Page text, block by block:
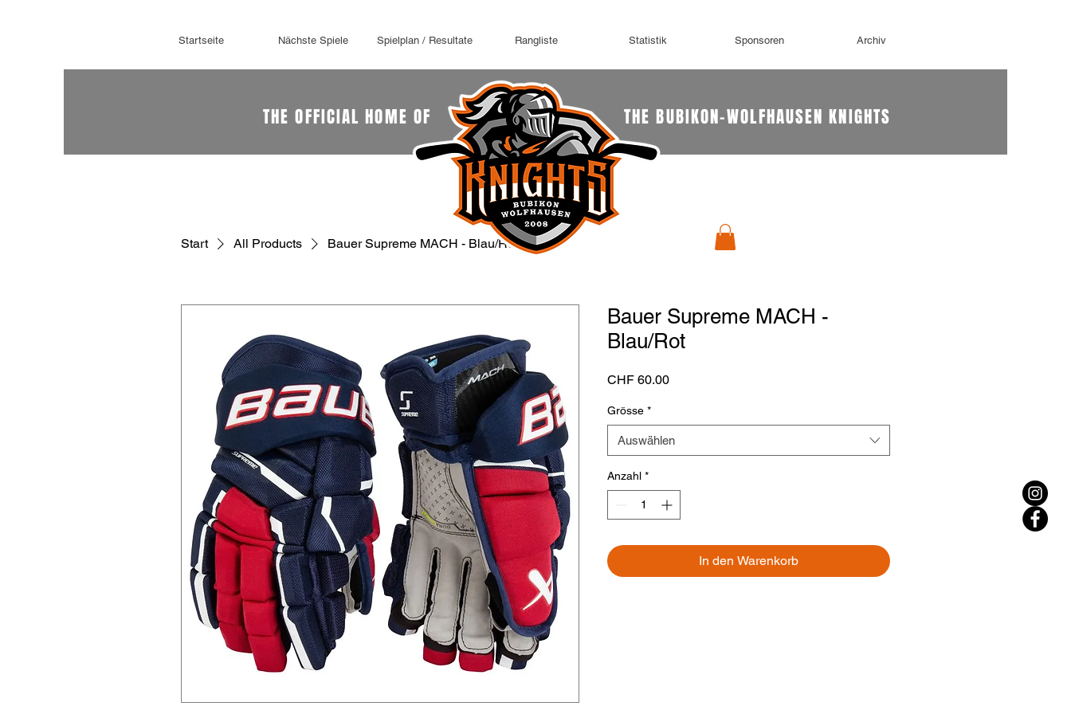
Startseite Nächste Spiele Spielplan / Resultate Rangliste Statistik Sponsoren Archiv
THE OFFICIAL HOME OF THE BUBIKON-WOLFHAUSEN KNIGHTS
Start All Products Bauer Supreme MACH - Blau/Rot
Bauer Supreme MACH -
Blau/Rot
CHF 60.00Preis
Grösse *
Auswählen
Anzahl *
In den Warenkorb